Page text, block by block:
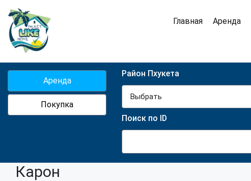
Главная Аренда
Аренда
Покупка
Район Пхукета
Выбрать
Поиск по ID
Карон